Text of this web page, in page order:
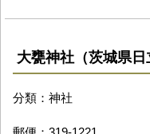
大甕神社（茨城県日
分類：神社